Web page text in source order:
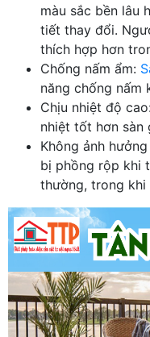
màu sắc bền lâu
tiết thay đổi.
thích hợp hơn
Chống nấm ẩm:
năng chống
Chịu nhiệt độ
nhiệt tốt hơn sàn
Không ảnh
bị phồng rộp khi
thường, trong khi